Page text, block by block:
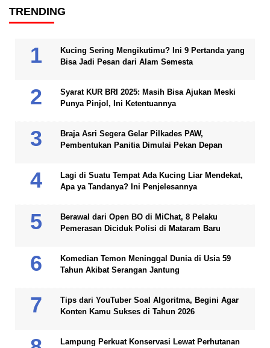
TRENDING
Kucing Sering Mengikutimu? Ini 9 Pertanda yang
Bisa Jadi Pesan dari Alam Semesta
Syarat KUR BRI 2025: Masih Bisa Ajukan Meski
Punya Pinjol, Ini Ketentuannya
Braja Asri Segera Gelar Pilkades PAW,
Pembentukan Panitia Dimulai Pekan Depan
Lagi di Suatu Tempat Ada Kucing Liar Mendekat,
Apa ya Tandanya? Ini Penjelesannya
Berawal dari Open BO di MiChat, 8 Pelaku
Pemerasan Diciduk Polisi di Mataram Baru
Komedian Temon Meninggal Dunia di Usia 59
Tahun Akibat Serangan Jantung
Tips dari YouTuber Soal Algoritma, Begini Agar
Konten Kamu Sukses di Tahun 2026
Lampung Perkuat Konservasi Lewat Perhutanan